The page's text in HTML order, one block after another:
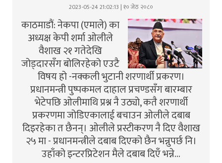
2023-05-24 21:02:13 | १० जेठ २०८०
काठमाडौं: नेकपा (एमाले) का
अध्यक्ष केपी शर्मा ओलीले
वैशाख २१ गतेदेखि
जोड्दारसँग बोलिरहेको एउटै
विषय हो -नक्कली भुटानी शरणार्थी प्रकरण।
प्रधानमन्त्री पुष्पकमल दाहाल प्रचण्डसँग बारम्बार
भेटेपछि ओलीमाथि प्रश्न नै उठ्यो, कतै शरणार्थी
प्रकरणमा जोडिएकालाई बचाउन ओ‌लीले दबाब
दिइरहेका त छैनन्। ओलीले प्रस्टीकरण नै दिए वैशाख
२५ मा - प्रधानमन्त्रीले दबाब दिएको छैन भन्नुपर्छ नि।
उहाँको इन्टरप्रिटेशन मैले दबाब दिएँ भन्ने…